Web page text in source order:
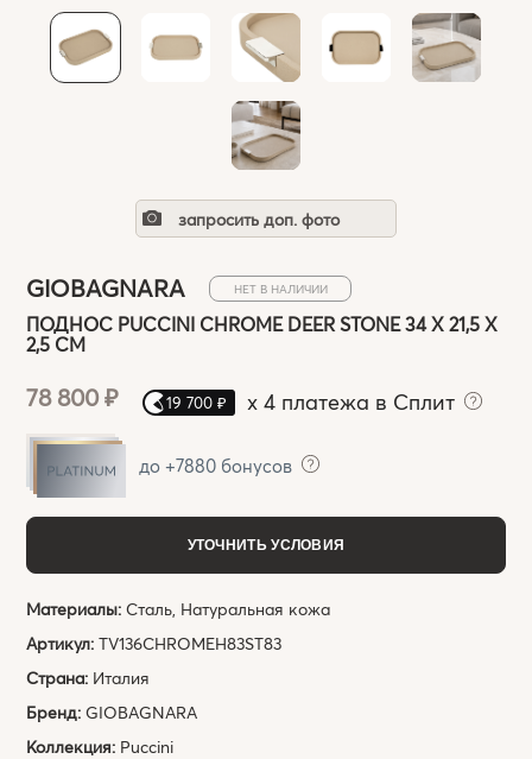
запросить доп. фото
GIOBAGNARA НЕТ В НАЛИЧИИ
ПОДНОС PUCCINI CHROME DEER STONE 34 X 21,5 Х
2,5 СМ
78 800 ₽ 19 700 ₽ x 4 платежа в Сплит
до +7880 бонусов
УТОЧНИТЬ УСЛОВИЯ
Материалы:Сталь, Натуральная кожа
Артикул:TV136CHROMEH83ST83
Страна: Италия
Бренд:GIOBAGNARA
Коллекция: Puccini